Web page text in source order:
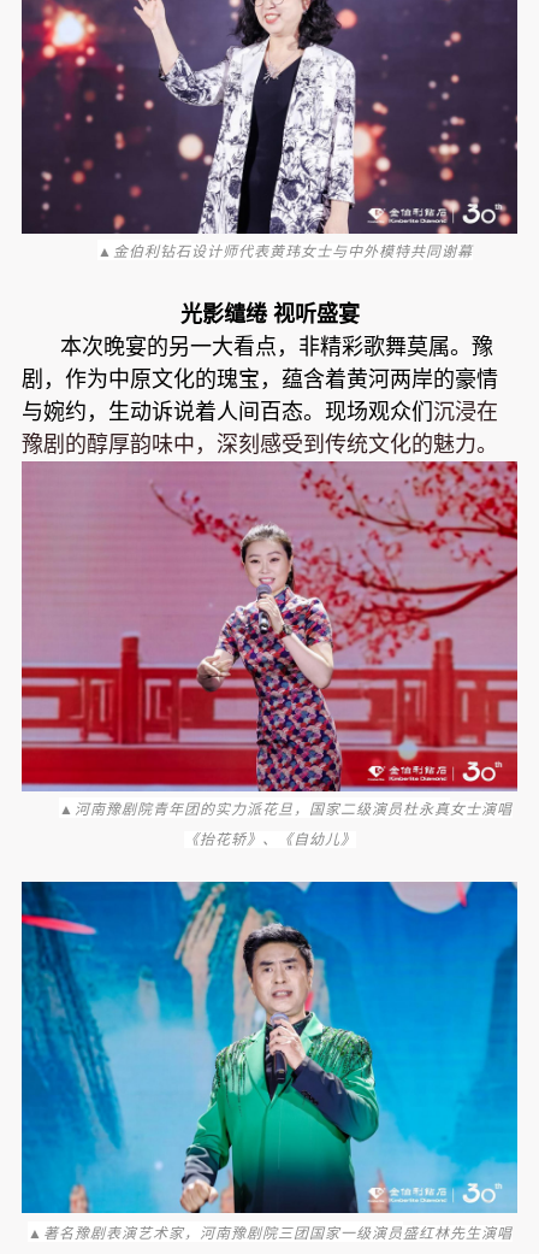
▲金伯利钻石设计师代表黄玮女士与中外模特共同谢幕
光影缱绻 视听盛宴
本次晚宴的另一大看点，非精彩歌舞莫属。豫
剧，作为中原文化的瑰宝，蕴含着黄河两岸的豪情
与婉约，生动诉说着人间百态。现场观众们 沉浸在
豫剧的醇厚韵味中，深刻感受到传统文化的魅力。
▲ 河南豫剧院青年团的实力派花旦，国家二级演员杜永真女士演唱
《抬花轿》、《自幼儿》
▲ 著名豫剧表演艺术家，河南豫剧院三团国家一级演员盛红林先生演唱